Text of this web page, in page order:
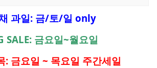
과일: 금/토/일 only
SALE: 금요일~월요일
: 금요일 ~ 목요일 주간세일